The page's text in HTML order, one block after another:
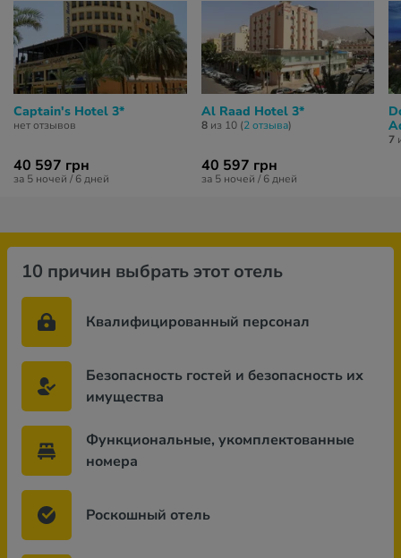
Captain's Hotel 3*
нет отзывов
40 597 грн
за 5 ночей / 6 дней
Al Raad Hotel 3*
8из 10 (2 отзывa)
40 597 грн
за 5 ночей / 6 дней
7
10 причин выбрать этот отель
Квалифицированный персонал
Безопасность гостей и безопасность их
имущества
Функциональные, укомплектованные
номера
Роскошный отель